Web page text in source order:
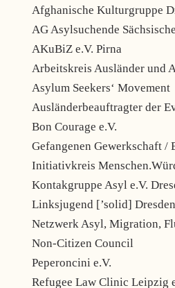
Afghanische Kulturgruppe
AG Asylsuchende
AKuBiZ e.V. Pirna
Arbeitskreis Ausländer und
Asylum Seekers‘ Movement
Ausländerbeauftragter der
Bon Courage e.V.
Gefangenen Gewerkschaft /
Initiativkreis
Kontakgruppe Asyl e.V.
Linksjugend [’solid] Dresden
Netzwerk Asyl, Migration,
Non-Citizen Council
Peperoncini e.V.
Refugee Law Clinic Leipzig